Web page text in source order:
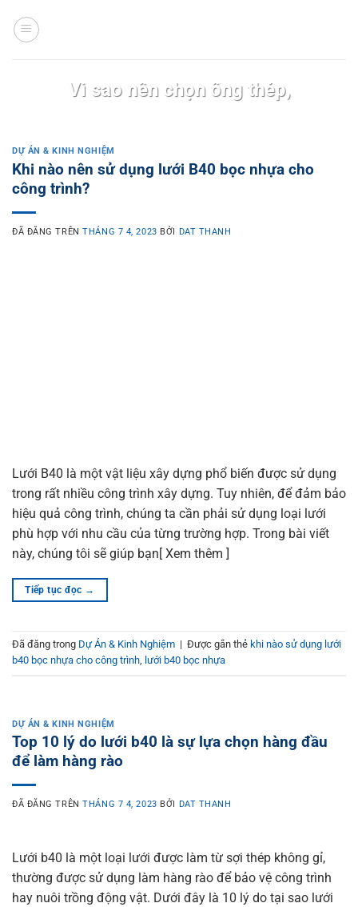
đến
Vì sao nên chọn ống thép,
thuyết phục cho mọi công
trình
DỰ ÁN & KINH NGHIỆM
Khi nào nên sử dụng lưới B40 bọc nhựa cho
công trình?
ĐÃ ĐĂNG TRÊNTHÁNG 7 4, 2023 BỞI DAT THANH
Lưới B40 là một vật liệu xây dựng phổ biến được sử dụng
trong rất nhiều công trình xây dựng. Tuy nhiên, để đảm bảo
hiệu quả công trình, chúng ta cần phải sử dụng loại lưới
phù hợp với nhu cầu của từng trường hợp. Trong bài viết
này, chúng tôi sẽ giúp bạn[ Xem thêm ]
Tiếp tục đọc →
Đã đăng trong Dự Án & Kinh Nghiệm | Được gắn thẻ khi nào sử dụng lưới
b40 bọc nhựa cho công trình, lưới b40 bọc nhựa
DỰ ÁN & KINH NGHIỆM
Top 10 lý do lưới b40 là sự lựa chọn hàng đầu
để làm hàng rào
ĐÃ ĐĂNG TRÊNTHÁNG 7 4, 2023 BỞI DAT THANH
Lưới b40 là một loại lưới được làm từ sợi thép không gỉ,
thường được sử dụng làm hàng rào để bảo vệ công trình
hay nuôi trồng động vật. Dưới đây là 10 lý do tại sao lưới